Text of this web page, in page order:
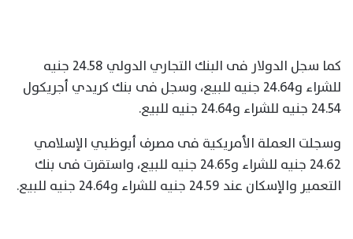
كما سجل الدولار فى البنك التجاري الدولي 24.58 جنيه
للشراء و24.64 جنيه للبيع، وسجل فى بنك كريدي أجريكول
24.54 جنيه للشراء و24.64 جنيه للبيع.
وسجلت العملة الأمريكية فى مصرف أبوظبي الإسلامي
24.62 جنيه للشراء و24.65 جنيه للبيع، واستقرت فى بنك
التعمير والإسكان عند 24.59 جنيه للشراء و24.64 جنيه للبيع.